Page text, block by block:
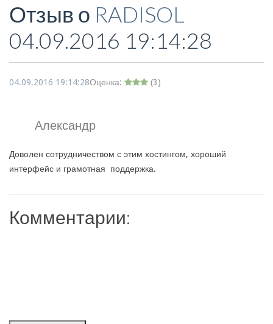
Интернет Путешествие и отдых Транспорт
Недвижимость Работа Гос. учреждения
Отзыв о RADISOL
04.09.2016 19:14:28
04.09.2016 19:14:28Оценка: (3)
Александр
Доволен сотрудничеством с этим хостингом, хороший
интерфейс и грамотная поддержка.
Комментарии: